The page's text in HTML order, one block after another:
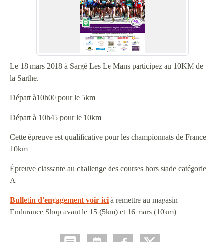
Le 18 mars 2018 à Sargé Les Le Mans participez au 10KM de
la Sarthe.
Départ à10h00 pour le 5km
Départ à 10h45 pour le 10km
Cette épreuve est qualificative pour les championnats de France
10km
Épreuve classante au challenge des courses hors stade catégorie
A
Bulletin d'engagement voir ici à remettre au magasin
Endurance Shop avant le 15 (5km) et 16 mars (10km)